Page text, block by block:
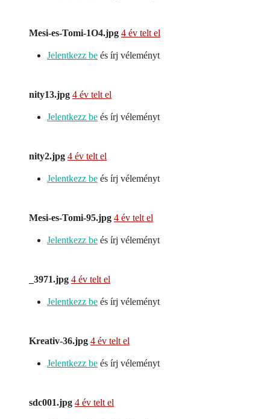
Mesi-es-Tomi-1O4.jpg 4 év telt el
Jelentkezz be és írj véleményt
nity13.jpg 4 év telt el
Jelentkezz be és írj véleményt
nity2.jpg 4 év telt el
Jelentkezz be és írj véleményt
Mesi-es-Tomi-95.jpg 4 év telt el
Jelentkezz be és írj véleményt
_3971.jpg 4 év telt el
Jelentkezz be és írj véleményt
Kreativ-36.jpg 4 év telt el
Jelentkezz be és írj véleményt
sdc001.jpg 4 év telt el